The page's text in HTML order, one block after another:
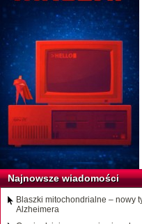
Najnowsze wiadomości
Blaszki mitochondrialne – nowy
Alzheimera